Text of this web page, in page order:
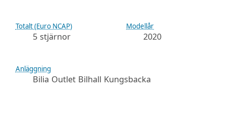
Totalt (Euro NCAP)
5 stjärnor
Modellår
2020
Anläggning
Bilia Outlet Bilhall Kungsbacka